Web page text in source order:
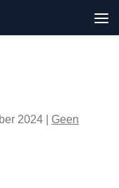
2024
Geen